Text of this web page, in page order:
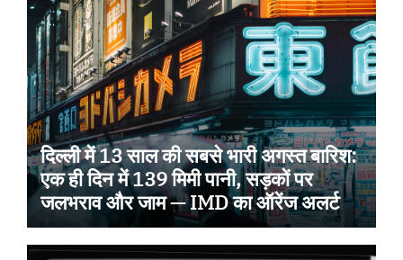
दिल्ली में 13 साल की सबसे भारी अगस्त बारिश:
एक ही दिन में 139 मिमी पानी, सड़कों पर
जलभराव और जाम — IMD का ऑरेंज अलर्ट